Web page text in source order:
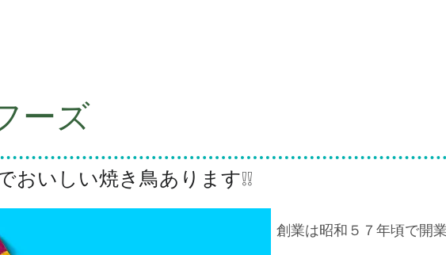
ーズ
おいしい焼き鳥あります❕❕
創業は昭和５７年頃で開